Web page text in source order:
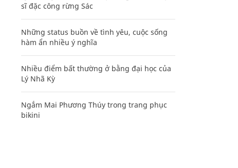
sĩ đặc công rừng Sác
Những status buồn về tình yêu, cuộc sống
hàm ẩn nhiều ý nghĩa
Nhiều điểm bất thường ở bằng đại học của
Lý Nhã Kỳ
Ngắm Mai Phương Thúy trong trang phục
bikini